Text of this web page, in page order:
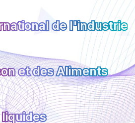
de l'industrie
et des Aliments
liquides